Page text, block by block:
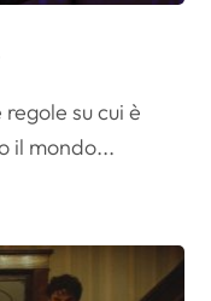
su cui è
il mondo...